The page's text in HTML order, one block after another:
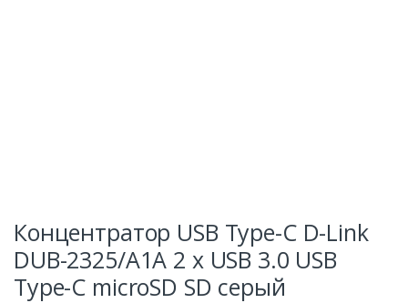
Концентратор USB Type-C D-Link
DUB-2325/A1A 2 х USB 3.0 USB
Type-C microSD SD серый